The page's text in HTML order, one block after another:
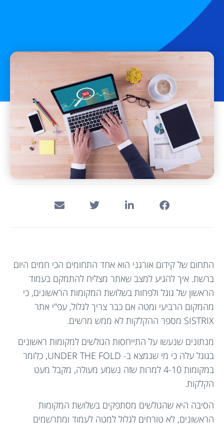
התחום של קידום אורגני הוא אחד התחומים הכי חמים היום
ברשת. איך להגיע למצב שאתר מצליח להתמקם בעמוד
הראשון של גוגל ולפחות בשלושת המקומות הראשונים, כי
מהמקום הרביעי ומטה אם כבר צריך לגלול, עפ"י אתר
SISTRIX מספר ההקלקות לא ממש מרשים.
מנתונים שנעשו על התייחסות הגולשים למקומות ראשונים
בגוגל עלה כי מי שנמצא ב- UNDER THE FOLD, כלומר
במקומות 4-10 למרות שזה נשמע מעולה, מקבל מעט
הקלקות.
הסיבה היא שהגולשים מסתפקים בשלושת המקומות
הראשונים, לא טורחים לגלול למטה לעמוד ומתרשמים